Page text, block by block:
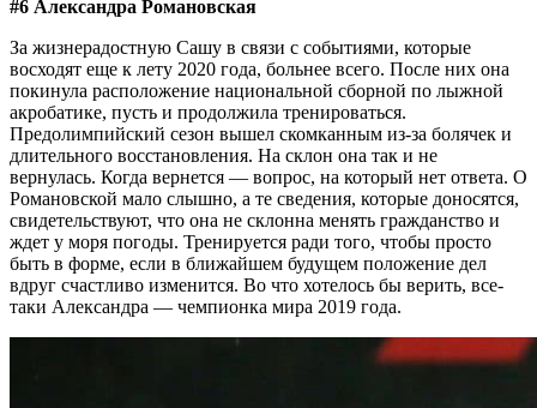
#6 Александра Романовская
За жизнерадостную Сашу в связи с событиями, которые
восходят еще к лету 2020 года, больнее всего. После них она
покинула расположение национальной сборной по лыжной
акробатике, пусть и продолжила тренироваться.
Предолимпийский сезон вышел скомканным из-за болячек и
длительного восстановления. На склон она так и не
вернулась. Когда вернется — вопрос, на который нет ответа. О
Романовской мало слышно, а те сведения, которые доносятся,
свидетельствуют, что она не склонна менять гражданство и
ждет у моря погоды. Тренируется ради того, чтобы просто
быть в форме, если в ближайшем будущем положение дел
вдруг счастливо изменится. Во что хотелось бы верить, все-
таки Александра — чемпионка мира 2019 года.